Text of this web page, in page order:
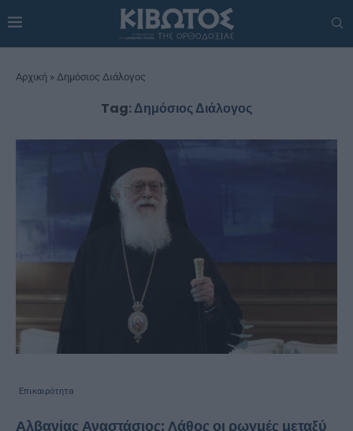
Αρχική » Δημόσιος Διάλογος
Tag:Δημόσιος Διάλογος
Επικαιρότητα
Αλβανίας Αναστάσιος: Λάθος οι ρωγμές μεταξύ